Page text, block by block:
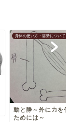
身体の使い方・姿勢について
動と静～外に力を伝
ためには～